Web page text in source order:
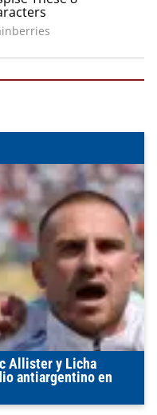
Allister y Licha
antiargentino en